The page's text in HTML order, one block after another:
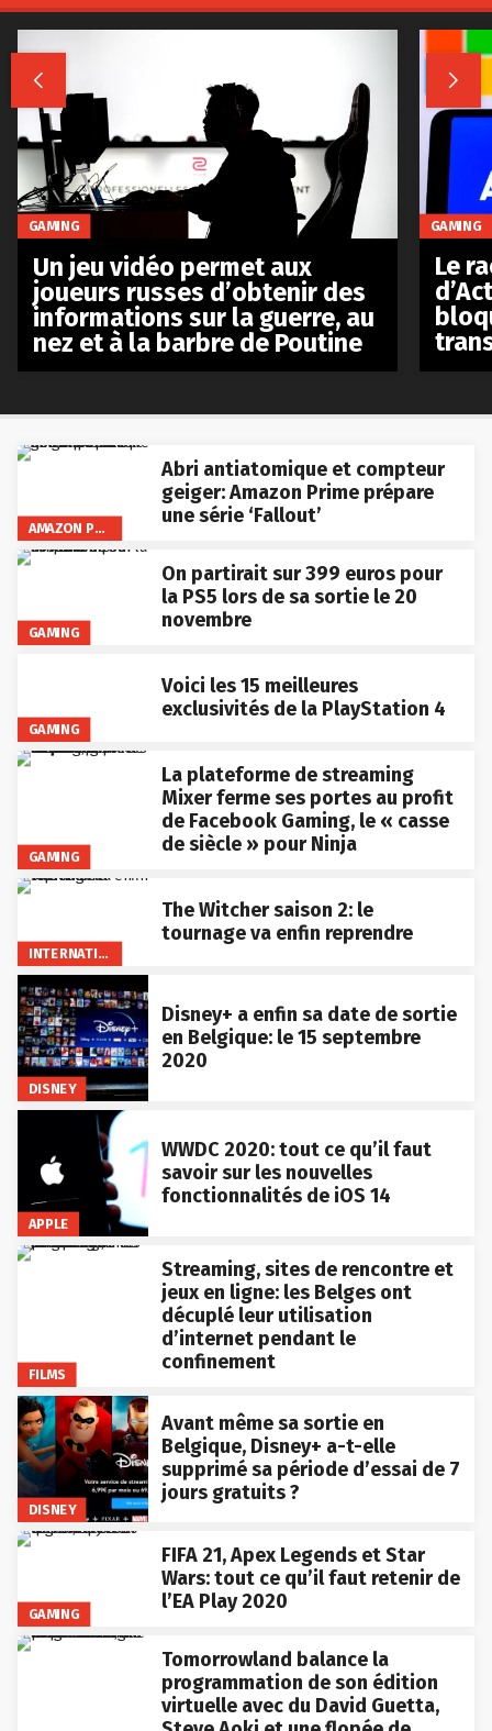
AMAZON PRIME VIDEO
Abri antiatomique et compteur
geiger: Amazon Prime prépare
une série ‘Fallout’
GAMING
On partirait sur 399 euros pour
la PS5 lors de sa sortie le 20
novembre
GAMING
Voici les 15 meilleures
exclusivités de la PlayStation 4
GAMING
La plateforme de streaming
Mixer ferme ses portes au profit
de Facebook Gaming, le « casse
de siècle » pour Ninja
INTERNATIONAL
The Witcher saison 2: le
tournage va enfin reprendre
DISNEY
Disney+ a enfin sa date de sortie
en Belgique: le 15 septembre
2020
APPLE
WWDC 2020: tout ce qu’il faut
savoir sur les nouvelles
fonctionnalités de iOS 14
FILMS
Streaming, sites de rencontre et
jeux en ligne: les Belges ont
décuplé leur utilisation
d’internet pendant le
confinement
DISNEY
Avant même sa sortie en
Belgique, Disney+ a-t-elle
supprimé sa période d’essai de 7
jours gratuits ?
GAMING
FIFA 21, Apex Legends et Star
Wars: tout ce qu’il faut retenir de
l’EA Play 2020
Tomorrowland balance la
programmation de son édition
virtuelle avec du David Guetta,
 
GAMING
Un jeu vidéo permet aux
joueurs russes d’obtenir des
informations sur la guerre, au
nez et à la barbre de Poutine
GAMING
Le